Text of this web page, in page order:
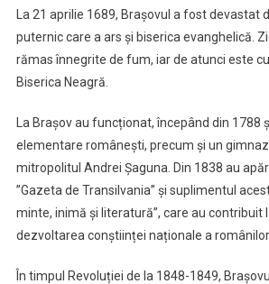
La 21 aprilie 1689, Brașovul a fost devastat
puternic care a ars și biserica evanghelică.
rămas înnegrite de fum, iar de atunci este
Biserica Neagră.
La Brașov au funcționat, începând din 1788
elementare românești, precum și un
mitropolitul Andrei Șaguna. Din 1838 au
”Gazeta de Transilvania” și suplimentul
minte, inimă și literatură”, care au contribuit
dezvoltarea conștiinței naționale a românilor.
În timpul Revoluției de la 1848-1849,